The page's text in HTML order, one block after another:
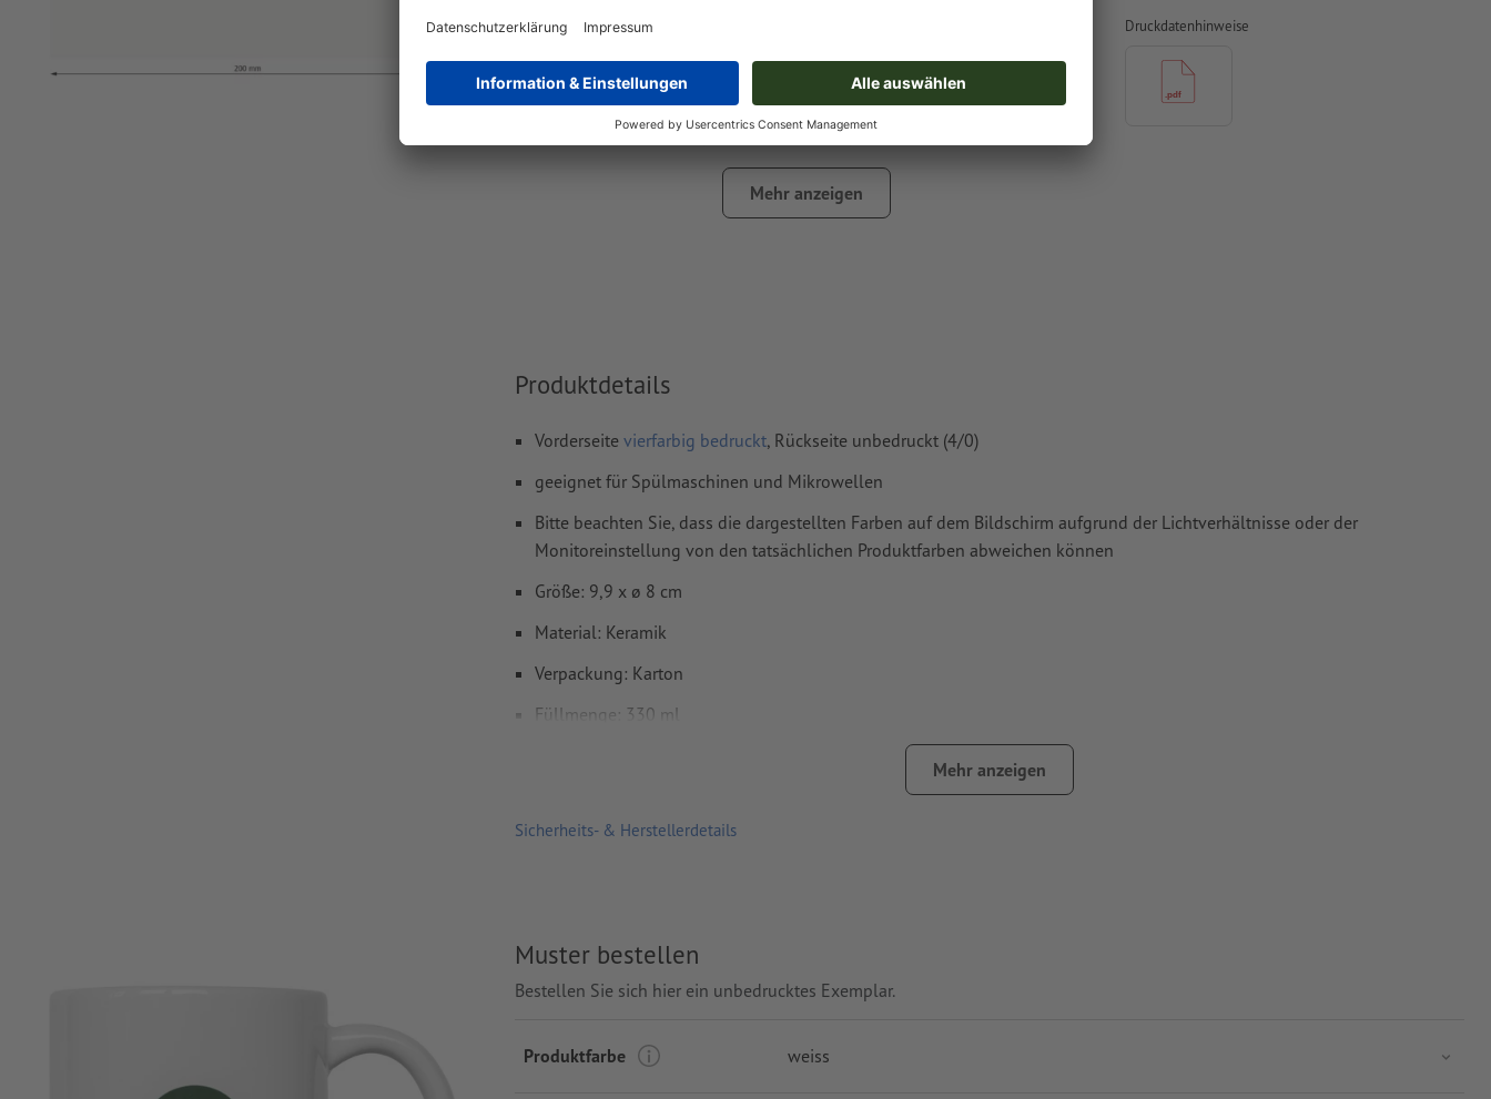
Überdruckeneinstellungen
werden von uns nicht geprüft
werden gelöscht und nicht gedruckt
Formularfeldern werden mitgedruckt
Mehr anzeigen
Druckdatenhinweise
Produktdetails
Vorderseite vierfarbig bedruckt, Rückseite unbedruckt (4/0)
geeignet für Spülmaschinen und Mikrowellen
Bitte beachten Sie, dass die dargestellten Farben auf dem Bildschirm aufgrund der Lichtverhältnisse oder der
Monitoreinstellung von den tatsächlichen Produktfarben abweichen können
Größe: 9,9 x ø 8 cm
Material: Keramik
Verpackung: Karton
Füllmenge: 330 ml
Mehr anzeigen
Sicherheits- & Herstellerdetails
Muster bestellen
Bestellen Sie sich hier ein unbedrucktes Exemplar.
Produktfarbe weiss